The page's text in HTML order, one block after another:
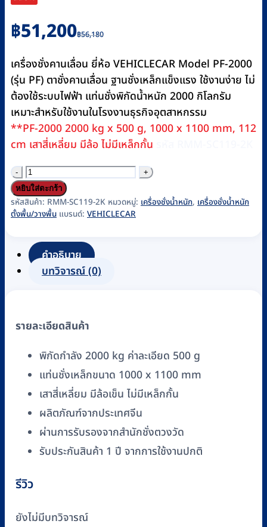
฿56,180
Original
price
was:
฿56,180.
฿51,200
Current
price
is:
฿51,200.
เครื่องชั่งคานเลื่อน ยี่ห้อ VEHICLECAR Model PF-2000
(รุ่น PF) ตาชั่งคานเลื่อน ฐานชั่งเหล็กแข็งแรง ใช้งานง่าย ไม่
ต้องใช้ระบบไฟฟ้า แท่นชั่งพิกัดน้ำหนัก 2000 กิโลกรัม
เหมาะสำหรับใช้งานในโรงงานธุรกิจอุตสาหกรรม
**PF-2000 2000 kg x 500 g, 1000 x 1100 mm, 112
cm เสาสี่เหลี่ยม มีล้อ ไม่มีเหล็กกั้น
จำนวน
เครื่อง
ชั่ง
น้ำ
แบบ
คาน
ตุ้ม
ถ่วง
VEHICLECAR
รุ่น
PF-
2000
(2000
500
g)
ชิ้น
หยิบใส่ตะกร้า
รหัสสินค้า: RMM-SC119-2K หมวดหมู่: เครื่องชั่งน้ำหนัก, เครื่องชั่งน้ำหนัก
ตั้งพื้น/วางพื้น แบรนด์: VEHICLECAR
คำอธิบาย
บทวิจารณ์ (0)
รายละเอียดสินค้า
พิกัดกำลัง 2000 kg ค่าละเอียด 500 g
แท่นชั่งเหล็กขนาด 1000 x 1100 mm
เสาสี่เหลี่ยม มีล้อเข็น ไม่มีเหล็กกั้น
ผลิตภัณฑ์จากประเทศจีน
ผ่านการรับรองจากสำนักชั่งตวงวัด
รับประกันสินค้า 1 ปี จากการใช้งานปกติ
รีวิว
ยังไม่มีบทวิจารณ์